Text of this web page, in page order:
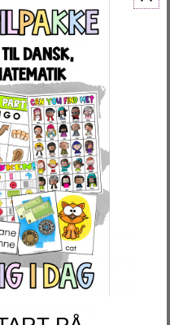
derfor
inden
vil du ikke
ÅRSLICENS
du downloade
uden ekstra
abonnementet
varer